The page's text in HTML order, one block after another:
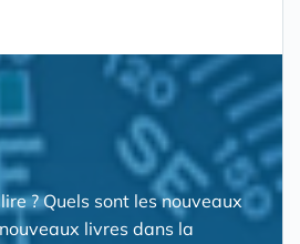
? Quels sont les nouveaux
livres dans la